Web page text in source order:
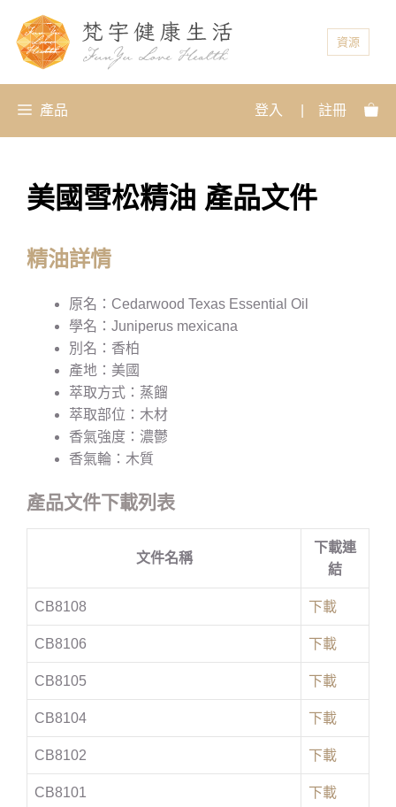
資源
產品 登入 註冊
美國雪松精油 產品文件
精油詳情
原名：Cedarwood Texas Essential Oil
學名：Juniperus mexicana
別名：香柏
產地：美國
萃取方式：蒸餾
萃取部位：木材
香氣強度：濃鬱
香氣輪：木質
產品文件下載列表
文件名稱
下載連
結
CB8108 下載
CB8106 下載
CB8105 下載
CB8104 下載
CB8102 下載
CB8101 下載